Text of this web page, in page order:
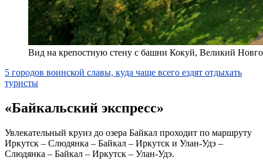
Вид на крепостную стену с башни Кокуй, Великий
5 городов воинской славы, куда чаще всего ездят отдыхать
туристы
«Байкальский экспресс»
Увлекательный круиз до озера Байкал проходит по маршруту
Иркутск – Слюдянка – Байкал – Иркутск и Улан-Удэ –
Слюдянка – Байкал – Иркутск – Улан-Удэ.